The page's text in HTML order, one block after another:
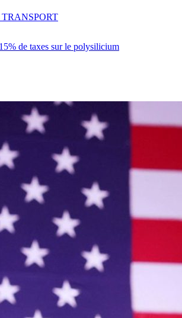
de taxes sur le polysilicium